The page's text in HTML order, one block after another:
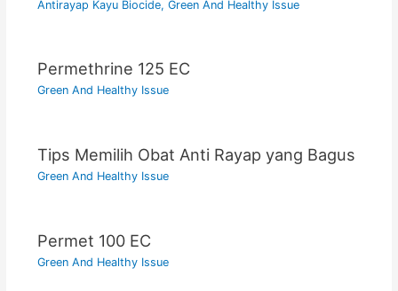
Antirayap Kayu Biocide, Green And Healthy Issue
Permethrine 125 EC
Green And Healthy Issue
Tips Memilih Obat Anti Rayap yang Bagus
Green And Healthy Issue
Permet 100 EC
Green And Healthy Issue